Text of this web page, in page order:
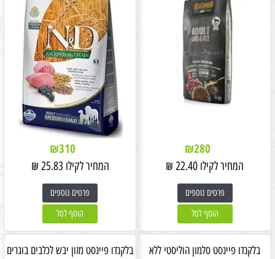
₪280
המחיר לקילו 22.40
₪
פרטים נוספים
הוסף לסל
₪310
המחיר לקילו 25.83
₪
פרטים נוספים
הוסף לסל
בלקנדו פיינסט סלמון הוליסטי ללא
בלקנדו פיינסט מזון יבש לכלבים בוגרים